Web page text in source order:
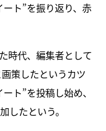
ト”を振り返り、赤
時代、編集者として
策したというカツ
ト”を投稿し始め、
したという。